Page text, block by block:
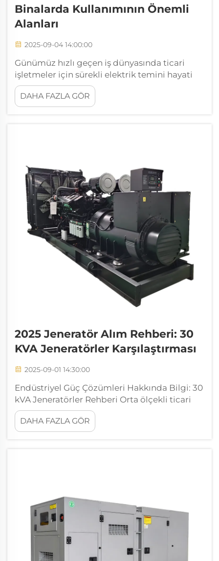
Binalarda Kullanımının Önemli
Alanları
2025-09-04 14:00:00
Günümüz hızlı geçen iş dünyasında ticari
işletmeler için sürekli elektrik temini hayati
öneme sahiptir. 30 kVA jeneratör, ticari
operasyonlar için güvenilir bir yedek güç
kaynağıdır ve...
DAHA FAZLA GÖR
2025 Jeneratör Alım Rehberi: 30
KVA Jeneratörler Karşılaştırması
2025-09-01 14:30:00
Endüstriyel Güç Çözümleri Hakkında Bilgi: 30
kVA Jeneratörler Rehberi Orta ölçekli ticari
işletmeler, inşaat sahaları ya da yedek
sistemler için güvenilir güç çözümleri
arayanlar için 30 kVA jeneratör çok yönlü bir
DAHA FAZLA GÖR